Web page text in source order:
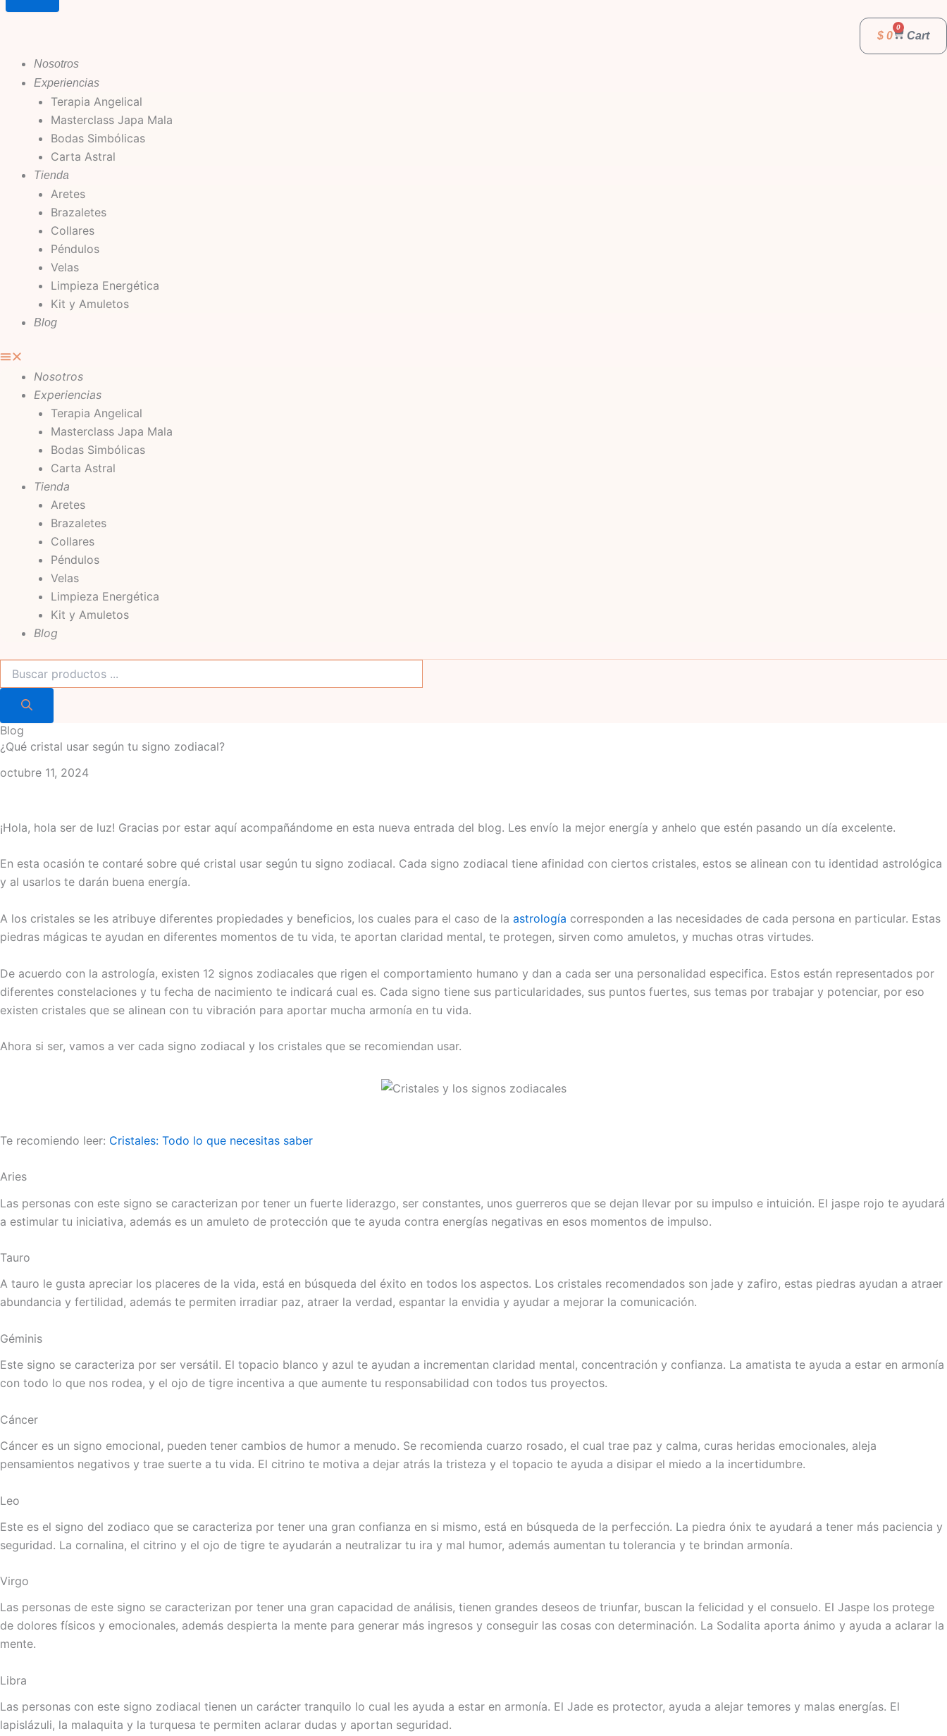
$ 0
0
Cart
Nosotros
Experiencias
Terapia Angelical
Masterclass Japa Mala
Bodas Simbólicas
Carta Astral
Tienda
Aretes
Brazaletes
Collares
Péndulos
Velas
Limpieza Energética
Kit y Amuletos
Blog
Nosotros
Experiencias
Terapia Angelical
Masterclass Japa Mala
Bodas Simbólicas
Carta Astral
Tienda
Aretes
Brazaletes
Collares
Péndulos
Velas
Limpieza Energética
Kit y Amuletos
Blog
Blog
¿Qué cristal usar según tu signo zodiacal?
octubre 11, 2024
¡Hola, hola ser de luz! Gracias por estar aquí acompañándome en esta nueva entrada del blog. Les envío la mejor energía y anhelo que estén pasando un día excelente.
En esta ocasión te contaré sobre qué cristal usar según tu signo zodiacal. Cada signo zodiacal tiene afinidad con ciertos cristales, estos se alinean con tu identidad astrológica
y al usarlos te darán buena energía.
A los cristales se les atribuye diferentes propiedades y beneficios, los cuales para el caso de la astrología corresponden a las necesidades de cada persona en particular. Estas
piedras mágicas te ayudan en diferentes momentos de tu vida, te aportan claridad mental, te protegen, sirven como amuletos, y muchas otras virtudes.
De acuerdo con la astrología, existen 12 signos zodiacales que rigen el comportamiento humano y dan a cada ser una personalidad especifica. Estos están representados por
diferentes constelaciones y tu fecha de nacimiento te indicará cual es. Cada signo tiene sus particularidades, sus puntos fuertes, sus temas por trabajar y potenciar, por eso
existen cristales que se alinean con tu vibración para aportar mucha armonía en tu vida.
Ahora si ser, vamos a ver cada signo zodiacal y los cristales que se recomiendan usar.
Te recomiendo leer: Cristales: Todo lo que necesitas saber
Aries
Las personas con este signo se caracterizan por tener un fuerte liderazgo, ser constantes, unos guerreros que se dejan llevar por su impulso e intuición. El jaspe rojo te ayudará
a estimular tu iniciativa, además es un amuleto de protección que te ayuda contra energías negativas en esos momentos de impulso.
Tauro
A tauro le gusta apreciar los placeres de la vida, está en búsqueda del éxito en todos los aspectos. Los cristales recomendados son jade y zafiro, estas piedras ayudan a atraer
abundancia y fertilidad, además te permiten irradiar paz, atraer la verdad, espantar la envidia y ayudar a mejorar la comunicación.
Géminis
Este signo se caracteriza por ser versátil. El topacio blanco y azul te ayudan a incrementan claridad mental, concentración y confianza. La amatista te ayuda a estar en armonía
con todo lo que nos rodea, y el ojo de tigre incentiva a que aumente tu responsabilidad con todos tus proyectos.
Cáncer
Cáncer es un signo emocional, pueden tener cambios de humor a menudo. Se recomienda cuarzo rosado, el cual trae paz y calma, curas heridas emocionales, aleja
pensamientos negativos y trae suerte a tu vida. El citrino te motiva a dejar atrás la tristeza y el topacio te ayuda a disipar el miedo a la incertidumbre.
Leo
Este es el signo del zodiaco que se caracteriza por tener una gran confianza en si mismo, está en búsqueda de la perfección. La piedra ónix te ayudará a tener más paciencia y
seguridad. La cornalina, el citrino y el ojo de tigre te ayudarán a neutralizar tu ira y mal humor, además aumentan tu tolerancia y te brindan armonía.
Virgo
Las personas de este signo se caracterizan por tener una gran capacidad de análisis, tienen grandes deseos de triunfar, buscan la felicidad y el consuelo. El Jaspe los protege
de dolores físicos y emocionales, además despierta la mente para generar más ingresos y conseguir las cosas con determinación. La Sodalita aporta ánimo y ayuda a aclarar la
mente.
Libra
Las personas con este signo zodiacal tienen un carácter tranquilo lo cual les ayuda a estar en armonía. El Jade es protector, ayuda a alejar temores y malas energías. El
lapislázuli, la malaquita y la turquesa te permiten aclarar dudas y aportan seguridad.